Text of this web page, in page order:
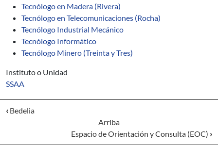
Tecnólogo en Madera (Rivera)
Tecnólogo en Telecomunicaciones (Rocha)
Tecnólogo Industrial Mecánico
Tecnólogo Informático
Tecnólogo Minero (Treinta y Tres)
Instituto o Unidad
SSAA
‹ Bedelia
Arriba
Espacio de Orientación y Consulta (EOC) ›